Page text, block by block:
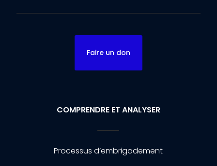
Faire un don
COMPRENDRE ET ANALYSER
Processus d’embrigadement